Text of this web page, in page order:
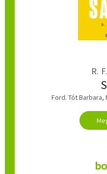
R.
Ford. Tót Barbara,